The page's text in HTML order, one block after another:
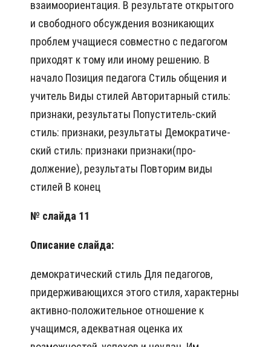
взаимоориентация. В результате открытого
и свободного обсуждения возникающих
проблем учащиеся совместно с педагогом
приходят к тому или иному решению. В
начало Позиция педагога Стиль общения и
учитель Виды стилей Авторитарный стиль:
признаки, результаты Попуститель-ский
стиль: признаки, результаты Демократиче-
ский стиль: признаки признаки(про-
должение), результаты Повторим виды
стилей В конец
№ слайда 11
Описание слайда:
демократический стиль Для педагогов,
придерживающихся этого стиля, характерны
активно-положительное отношение к
учащимся, адекватная оценка их